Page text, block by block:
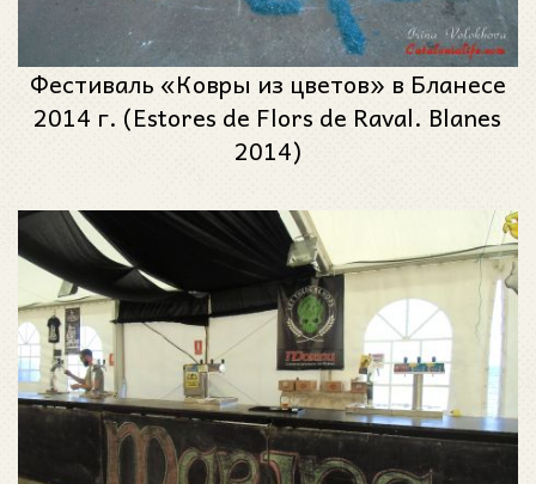
Фестиваль «Ковры из цветов» в Бланесе
2014 г. (Estores de Flors de Raval. Blanes
2014)